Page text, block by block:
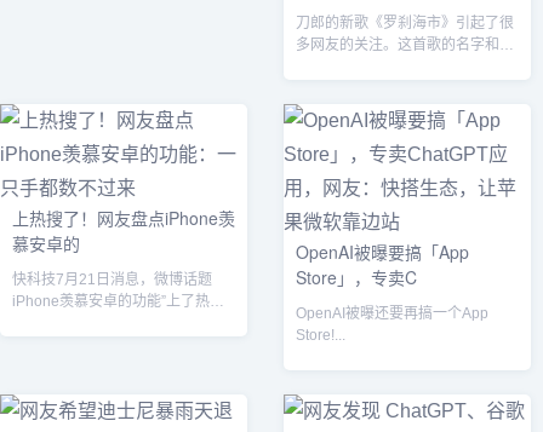
刀郎的新歌《罗刹海市》引起了很
多网友的关注。这首歌的名字和部
上热搜了！网友盘点iPhone羡
慕安卓的
快科技7月21日消息，微博话题
iPhone羡慕安卓的功能”上了热搜
OpenAI被曝要搞「App
Store」，专卖C
OpenAI被曝还要再搞一个App
Store!...